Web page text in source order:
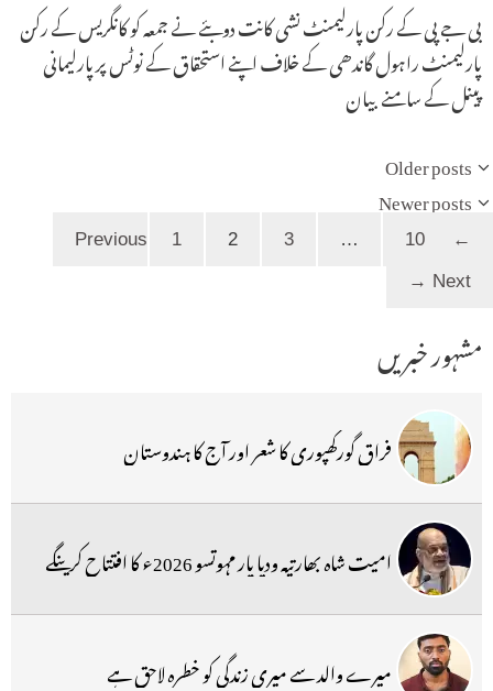
بی جے پی کے رکن پارلیمنٹ نشی کانت دوبئے نے جمعہ کو کانگریس کے رکن
پارلیمنٹ راہول گاندھی کے خلاف اپنے استحقاق کے نوٹس پر پارلیمانی
پینل کے سامنے بیان
Older posts
Newer posts
←
Page 1 2 3 …
10
Next
→
مشہور خبریں
فراق گورکھپوری کا شعر اور آج کا ہندوستان
امیت شاہ بھارتیہ ودیا پار مہوتسو 2026ء کا افتتاح کرینگے
میرے والد سے میری زندگی کو خطرہ لاحق ہے